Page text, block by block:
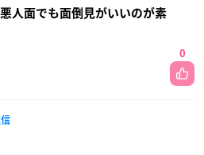
人面でも面倒見がいいのが素
0